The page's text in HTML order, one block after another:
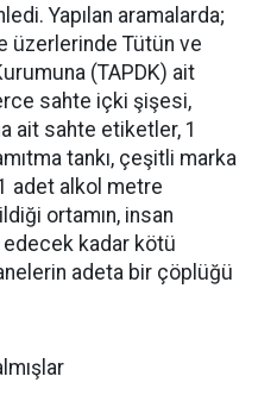
Yapılan aramalarda;
üzerlerinde Tütün ve
(TAPDK) ait
sahte içki şişesi,
ait sahte etiketler, 1
tankı, çeşitli marka
adet alkol metre
ortamın, insan
edecek kadar kötü
adeta bir çöplüğü